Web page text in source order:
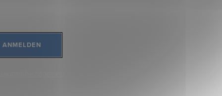
ANMELDEN